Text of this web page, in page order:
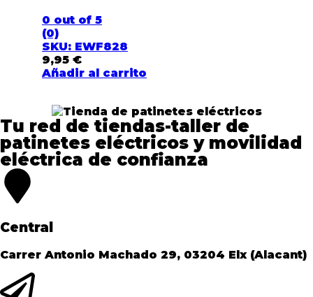
0 out of 5
(0)
SKU: EWF828
9,95 €
Añadir al carrito
Tu red de tiendas-taller de
patinetes eléctricos y movilidad
eléctrica de confianza​
Central
Carrer Antonio Machado 29, 03204 Elx (Alacant)